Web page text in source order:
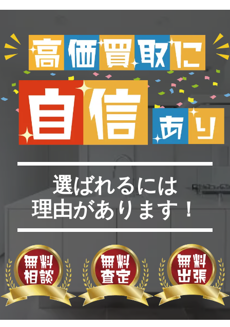
選ばれるには
理由があります！